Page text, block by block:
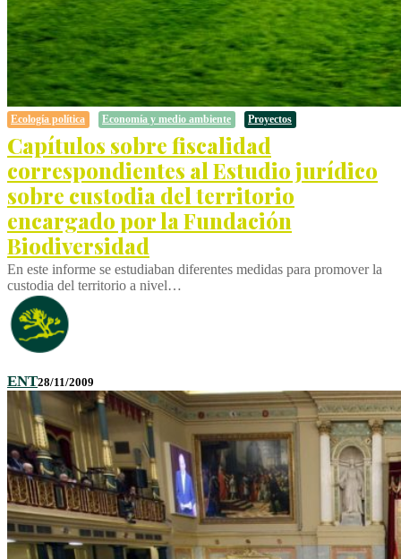
Ecología política Economía y medio ambiente Proyectos
Capítulos sobre fiscalidad
correspondientes al Estudio jurídico
sobre custodia del territorio
encargado por la Fundación
Biodiversidad
En este informe se estudiaban diferentes medidas para promover la
custodia del territorio a nivel…
ENT28/11/2009